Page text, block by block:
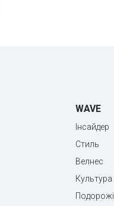
WAVE
Інсайдер
Стиль
Велнес
Культура
Подорожі